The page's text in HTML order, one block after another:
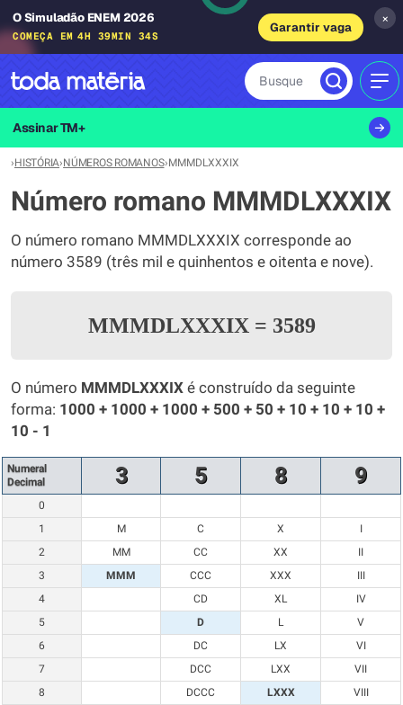
O Simuladão ENEM 2026
COMEÇA EM 4H 39MIN 34S
Garantir vaga
×
Busque
Assinar TM+
›HISTÓRIA›NÚMEROS ROMANOS›MMMDLXXXIX
Número romano MMMDLXXXIX
O número romano MMMDLXXXIX corresponde ao
número 3589 (três mil e quinhentos e oitenta e nove).
MMMDLXXXIX = 3589
O número MMMDLXXXIX é construído da seguinte
forma: 1000 + 1000 + 1000 + 500 + 50 + 10 + 10 + 10 +
10 - 1
Numeral
Decimal
3 5 8 9
0
1
M C X
I
2
MM CC XX
II
3
MMM CCC XXX
III
4
CD XL
IV
5
D L
V
6
DC LX
VI
7
DCC LXX
VII
8
DCCC LXXX
VIII